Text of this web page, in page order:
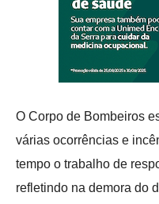
O Corpo de Bombeiros
várias ocorrências e
tempo o trabalho de
refletindo na demora do